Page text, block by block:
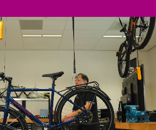
werk je veel samen met je
veel contact met klanten.